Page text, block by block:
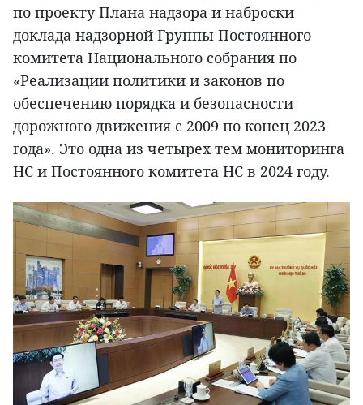
по проекту Плана надзора и наброски
доклада надзорной Группы Постоянного
комитета Национального собрания по
«Реализации политики и законов по
обеспечению порядка и безопасности
дорожного движения с 2009 по конец 2023
года». Это одна из четырех тем мониторинга
НС и Постоянного комитета НС в 2024 году.